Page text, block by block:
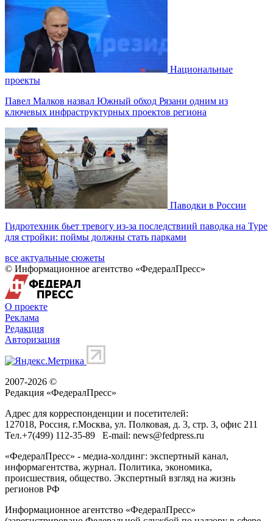
Национальные
проекты
Павел Малков назвал Южный обход Рязани одним из
ключевых инфраструктурных проектов региона
Паводки в России
Гидротехник бьет тревогу из-за последствиий паводка на Туре
для стройки: поймы должны стать парками
все актуальные сюжеты
© Информационное агентство «ФедералПресс»
О проекте
Реклама
Редакция
Авторизация
2007-2026 ©
Редакция «ФедералПресс»
Адрес для корреспонденции и посетителей:
127018, Россия, г.Москва, ул. Полковая, д. 3, стр. 3, офис 211
Тел.+7(499) 112-35-89 E-mail: news@fedpress.ru
«ФедералПресс» - медиа-холдинг: экспертный канал,
информагентства, журнал. Политика, экономика,
происшествия, общество. Экспертный взгляд на жизнь
регионов РФ
Информационное агентство «ФедералПресс»